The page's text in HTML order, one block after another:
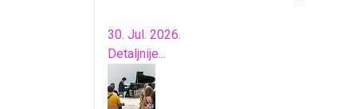
30. Jul. 2026.
Detaljnije...